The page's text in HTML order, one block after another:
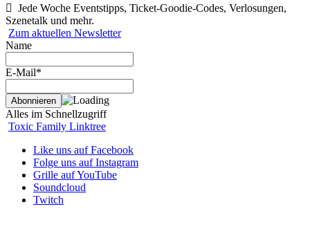
Jede Woche Eventstipps, Ticket-Goodie-Codes, Verlosungen,
Szenetalk und mehr.
Zum aktuellen Newsletter
Name
E-Mail*
Alles im Schnellzugriff
Toxic Family Linktree
Like uns auf Facebook
Folge uns auf Instagram
Grille auf YouTube
Soundcloud
Twitch